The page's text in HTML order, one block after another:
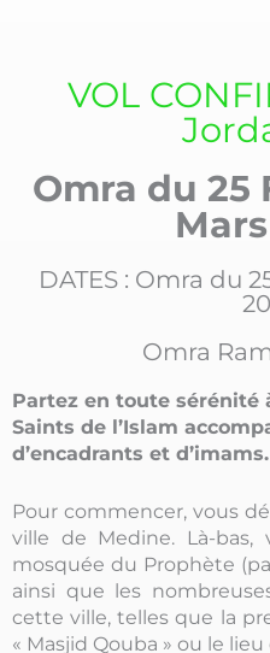
VOL
Omra du 25
DATES : Omra du
Omra
Partez en toute sérénité
Saints de l’Islam
d’encadrants et d’imams.
Pour commencer, vous
ville de Medine. Là-bas,
mosquée du Prophète
ainsi que les
cette ville, telles que la
« Masjid Qouba » ou le